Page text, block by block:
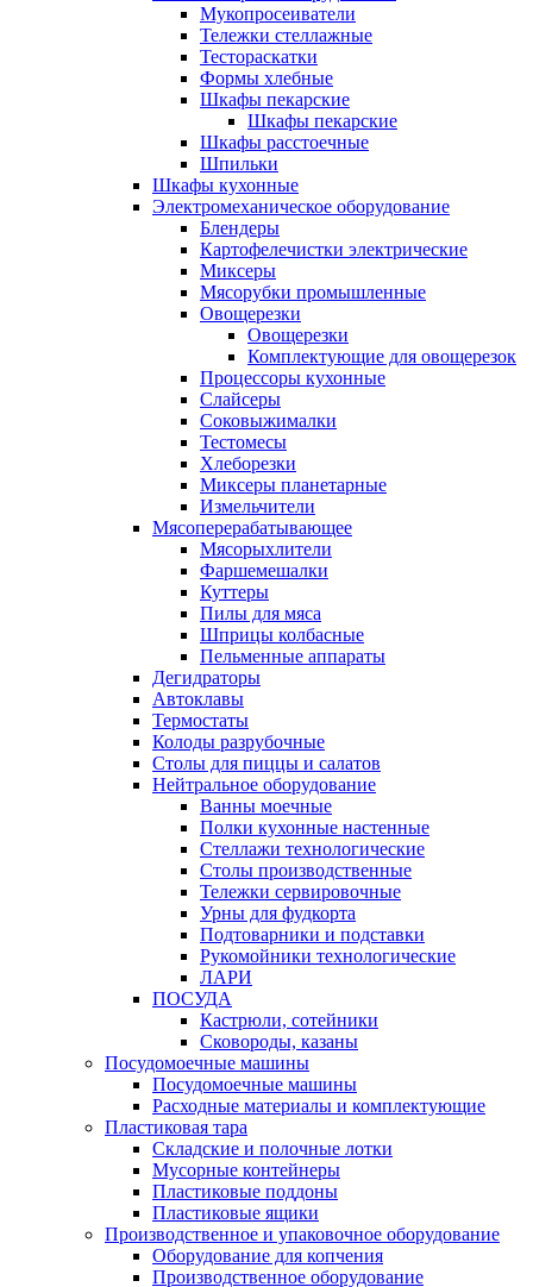
Мукопросеиватели
Тележки стеллажные
Тестораскатки
Формы хлебные
Шкафы пекарские
Шкафы пекарские
Шкафы расстоечные
Шпильки
Шкафы кухонные
Электромеханическое оборудование
Блендеры
Картофелечистки электрические
Миксеры
Мясорубки промышленные
Овощерезки
Овощерезки
Комплектующие для овощерезок
Процессоры кухонные
Слайсеры
Соковыжималки
Тестомесы
Хлеборезки
Миксеры планетарные
Измельчители
Мясоперерабатывающее
Мясорыхлители
Фаршемешалки
Куттеры
Пилы для мяса
Шприцы колбасные
Пельменные аппараты
Дегидраторы
Автоклавы
Термостаты
Колоды разрубочные
Столы для пиццы и салатов
Нейтральное оборудование
Ванны моечные
Полки кухонные настенные
Стеллажи технологические
Столы производственные
Тележки сервировочные
Урны для фудкорта
Подтоварники и подставки
Рукомойники технологические
ЛАРИ
ПОСУДА
Кастрюли, сотейники
Сковороды, казаны
Посудомоечные машины
Посудомоечные машины
Расходные материалы и комплектующие
Пластиковая тара
Складские и полочные лотки
Мусорные контейнеры
Пластиковые поддоны
Пластиковые ящики
Производственное и упаковочное оборудование
Оборудование для копчения
Производственное оборудование